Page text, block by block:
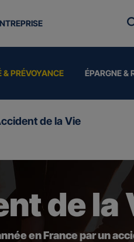
& PRÉVOYANCE ÉPARGNE &
de la Vie
de la
en France par un